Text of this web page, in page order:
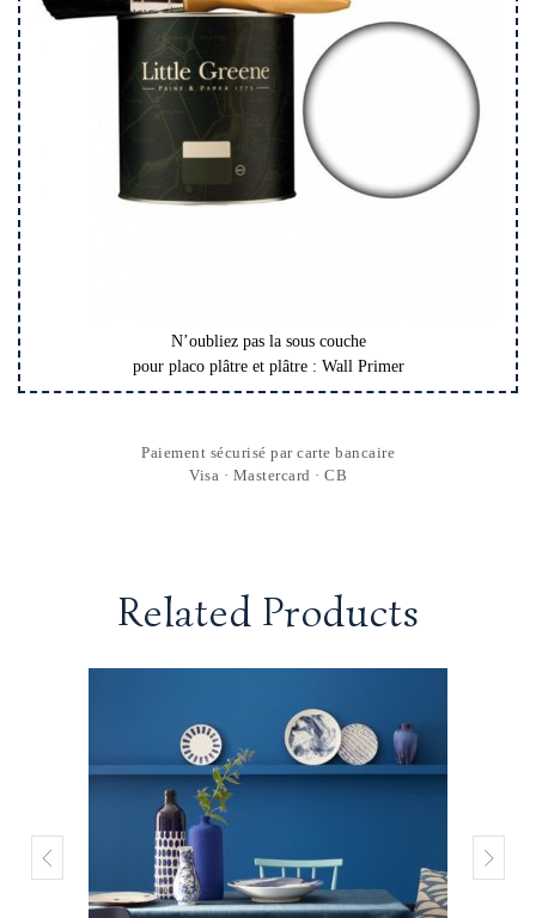
N’oubliez pas la sous couche
pour placo plâtre et plâtre : Wall Primer
Paiement sécurisé par carte bancaire
Visa · Mastercard · CB
Related Products